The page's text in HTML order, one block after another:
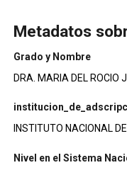
Metadatos
Grado y Nombre
DRA. MARIA DEL ROCIO
INSTITUTO NACIONAL
Nivel en el Sistema